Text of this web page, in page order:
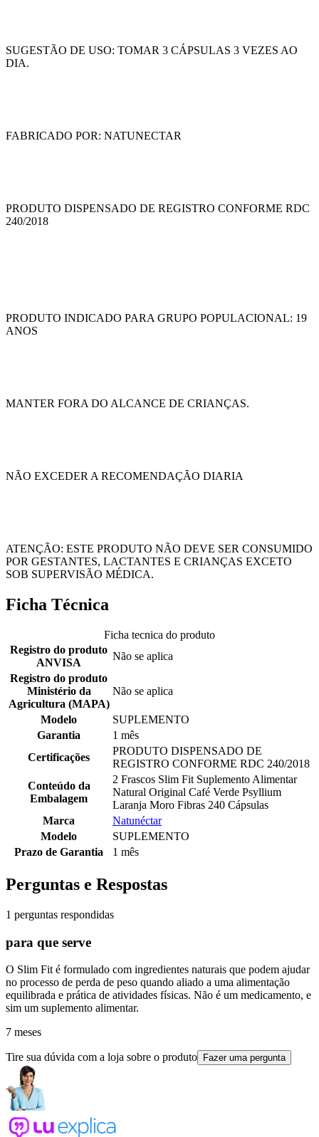
SUGESTÃO DE USO: TOMAR 3 CÁPSULAS 3 VEZES AO
DIA.
FABRICADO POR: NATUNECTAR
PRODUTO DISPENSADO DE REGISTRO CONFORME RDC
240/2018
PRODUTO INDICADO PARA GRUPO POPULACIONAL: 19
ANOS
MANTER FORA DO ALCANCE DE CRIANÇAS.
NÃO EXCEDER A RECOMENDAÇÃO DIARIA
ATENÇÃO: ESTE PRODUTO NÃO DEVE SER CONSUMIDO
POR GESTANTES, LACTANTES E CRIANÇAS EXCETO
SOB SUPERVISÃO MÉDICA.
Ficha Técnica
Ficha tecnica do produto
Registro do produto
ANVISA
Não se aplica
Registro do produto
Ministério da
Agricultura (MAPA)
Não se aplica
Modelo
SUPLEMENTO
Garantia
1 mês
Certificações
PRODUTO DISPENSADO DE
REGISTRO CONFORME RDC 240/2018
Conteúdo da
Embalagem
2 Frascos Slim Fit Suplemento Alimentar
Natural Original Café Verde Psyllium
Laranja Moro Fibras 240 Cápsulas
Marca
Natunéctar
Modelo
SUPLEMENTO
Prazo de Garantia
1 mês
Perguntas e Respostas
1 perguntas respondidas
para que serve
O Slim Fit é formulado com ingredientes naturais que podem ajudar
no processo de perda de peso quando aliado a uma alimentação
equilibrada e prática de atividades físicas. Não é um medicamento, e
sim um suplemento alimentar.
7 meses
Tire sua dúvida com a loja sobre o produto Fazer uma pergunta